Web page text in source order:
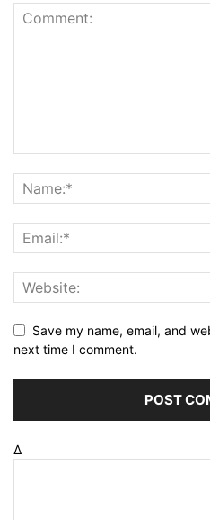
Save my name, email, and
next time I comment.
Δ